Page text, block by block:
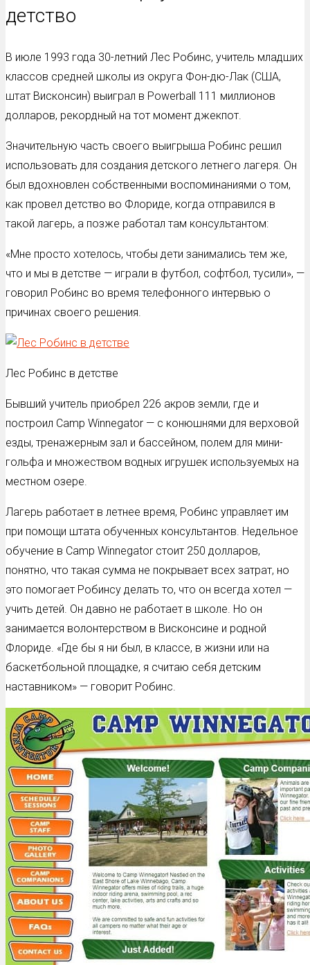
детство
В июле 1993 года 30-летний Лес Робинс, учитель младших
классов средней школы из округа Фон-дю-Лак (США,
штат Висконсин) выиграл в Powerball 111 миллионов
долларов, рекордный на тот момент джекпот.
Значительную часть своего выигрыша Робинс решил
использовать для создания детского летнего лагеря. Он
был вдохновлен собственными воспоминаниями о том,
как провел детство во Флориде, когда отправился в
такой лагерь, а позже работал там консультантом:
«Мне просто хотелось, чтобы дети занимались тем же,
что и мы в детстве — играли в футбол, софтбол, тусили», —
говорил Робинс во время телефонного интервью о
причинах своего решения.
Лес Робинс в детстве
Бывший учитель приобрел 226 акров земли, где и
построил Сamp Winnegator — с конюшнями для верховой
езды, тренажерным зал и бассейном, полем для мини-
гольфа и множеством водных игрушек используемых на
местном озере.
Лагерь работает в летнее время, Робинс управляет им
при помощи штата обученных консультантов. Недельное
обучение в Сamp Winnegator стоит 250 долларов,
понятно, что такая сумма не покрывает всех затрат, но
это помогает Робинсу делать то, что он всегда хотел —
учить детей. Он давно не работает в школе. Но он
занимается волонтерством в Висконсине и родной
Флориде. «Где бы я ни был, в классе, в жизни или на
баскетбольной площадке, я считаю себя детским
наставником» — говорит Робинс.